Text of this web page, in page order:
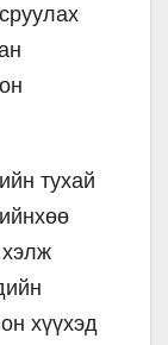
тухай
хэлж
хүүхэд